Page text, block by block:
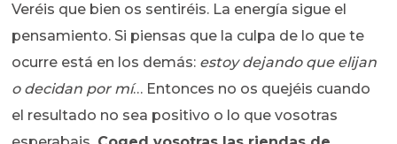
Veréis que bien os sentiréis. La energía sigue el
pensamiento. Si piensas que la culpa de lo que te
ocurre está en los demás: estoy dejando que elijan
o decidan por mí… Entonces no os quejéis cuando
el resultado no sea positivo o lo que vosotras